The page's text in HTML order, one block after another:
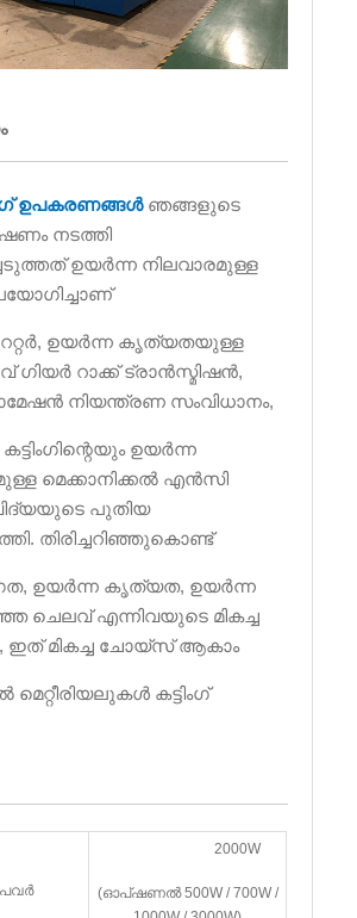
ഉപകരണങ്ങൾ ഞങ്ങളുടെ
നടത്തി
ഉയർന്ന നിലവാരമുള്ള
ഉയർന്ന കൃത്യതയുള്ള
ഗിയർ റാക്ക് ട്രാൻസ്മിഷൻ,
നിയന്ത്രണ സംവിധാനം,
ഉയർന്ന
മെക്കാനിക്കൽ എൻ‌സി
പുതിയ
തിരിച്ചറിഞ്ഞുകൊണ്ട്
ഉയർന്ന കൃത്യത, ഉയർന്ന
ചെലവ് എന്നിവയുടെ മികച്ച
ഇത് മികച്ച ചോയ്‌സ് ആകാം
മെറ്റീരിയലുകൾ കട്ടിംഗ്
2000W
(ഓപ്ഷണൽ 500W / 700W /